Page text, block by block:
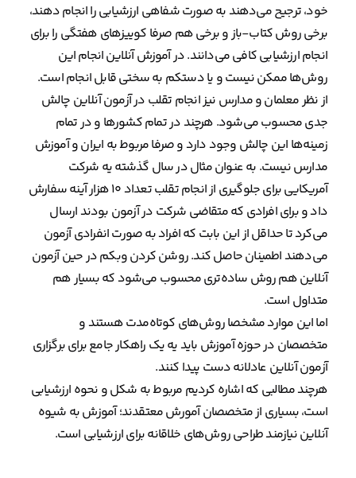
خود، ترجیح می‌دهند به صورت شفاهی ارزشیابی را انجام دهند،
برخی روش کتاب-باز و برخی هم صرفا کوییزهای هفتگی را برای
انجام ارزشیابی کافی می‌دانند. در آموزش آنلاین انجام این
روش‌ها ممکن نیست و یا دستکم به سختی قابل انجام است.
از نظر معلمان و مدارس نیز انجام تقلب در آزمون آنلاین چالش
جدی محسوب می‌شود. هرچند در تمام کشورها و در تمام
زمینه‌ها این چالش وجود دارد و صرفا مربوط به ایران و آموزش
مدارس نیست. به عنوان مثال در سال گذشته یه شرکت
آمریکایی برای جلوگیری از انجام تقلب تعداد ۱۰ هزار آینه سفارش
داد و برای افرادی که متقاضی شرکت در آزمون بودند ارسال
می‌کرد تا حداقل از این بابت که افراد به صورت انفرادی آزمون
می‌دهند اطمینان حاصل کند. روشن کردن وبکم در حین آزمون
آنلاین هم روش ساده‌تری محسوب می‌شود که بسیار هم
متداول است.
اما این موارد مشخصا روش‌های کوتاه‌مدت هستند و
متخصصان در حوزه آموزش باید یه یک راهکار جامع برای برگزاری
آزمون آنلاین عادلانه دست پیدا کنند.
هرچند مطالبی که اشاره کردیم مربوط به شکل و نحوه ارزشیابی
است، بسیاری از متخصصان آمورش معتقدند؛ آموزش به شیوه
آنلاین نیازمند طراحی روش‌های خلاقانه برای ارزشیابی است.